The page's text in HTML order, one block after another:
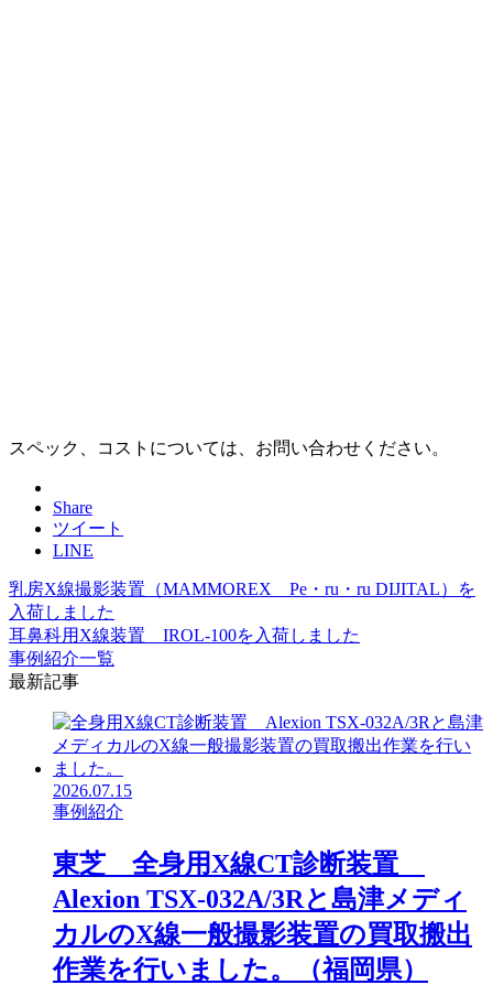
スペック、コストについては、お問い合わせください。
Share
ツイート
LINE
乳房X線撮影装置（MAMMOREX Pe・ru・ru DIJITAL）を
入荷しました
耳鼻科用X線装置 IROL-100を入荷しました
事例紹介一覧
最新記事
2026.07.15
事例紹介
東芝 全身用X線CT診断装置
Alexion TSX-032A/3Rと島津メディ
カルのX線一般撮影装置の買取搬出
作業を行いました。（福岡県）